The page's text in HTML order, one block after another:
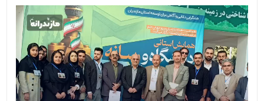
نمایشگر
ویدیو